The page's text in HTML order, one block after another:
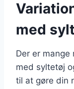
med
Der er
med syltetøj
til at gøre din